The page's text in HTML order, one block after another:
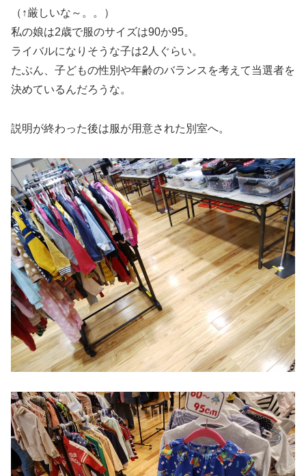
（↑厳しいな～。。）
私の娘は2歳で服のサイズは90か95。
ライバルになりそうな子は2人ぐらい。
たぶん、子どもの性別や年齢のバランスを考えて当選者を
決めているんだろうな。
説明が終わった後は服が用意された別室へ。